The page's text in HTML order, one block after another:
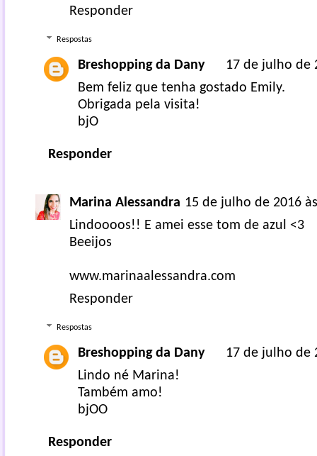
Responder
Respostas
Breshopping da Dany
17 de julho de
Bem feliz que tenha gostado Emily.
Obrigada pela visita!
bjO
Responder
Marina Alessandra 15 de julho de 2016
Lindoooos!! E amei esse tom de azul <3
Beeijos
www.marinaalessandra.com
Responder
Respostas
Breshopping da Dany
17 de julho de
Lindo né Marina!
Também amo!
bjOO
Responder